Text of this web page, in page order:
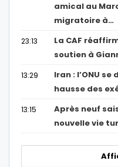
amical au
migratoire à…
23:13
La CAF
soutien à
13:29
Iran : l’ONU
hausse des
13:15
Après neuf
nouvelle vie